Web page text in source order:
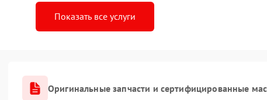
Показать все услуги
Оригинальные запчасти и сертифицированные